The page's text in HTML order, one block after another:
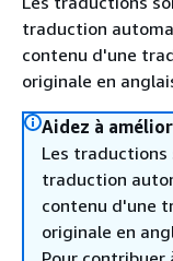
traduction
contenu d'une
originale en
Aidez à
Les
traduction
contenu d'une
originale en